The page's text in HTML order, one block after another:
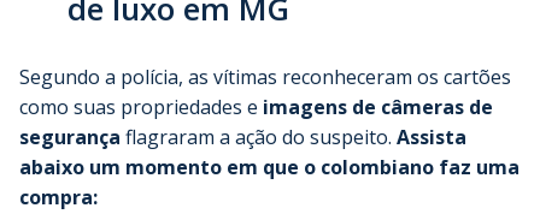
Segundo a polícia, as vítimas reconheceram os cartões
como suas propriedades e imagens de câmeras de
segurança flagraram a ação do suspeito. Assista
abaixo um momento em que o colombiano faz uma
compra: